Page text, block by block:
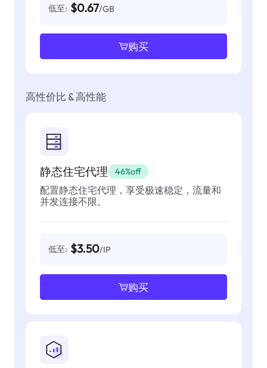
低至: $0.67/GB
购买
高性价比 & 高性能
静态住宅代理 46%off
配置静态住宅代理，享受极速稳定，流量和
并发连接不限。
低至: $3.50/IP
购买